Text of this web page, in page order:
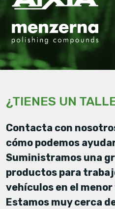
¿TIENES UN
Contacta con
cómo podemos
Suministramos una
productos para
vehículos en el
Estamos muy cerca